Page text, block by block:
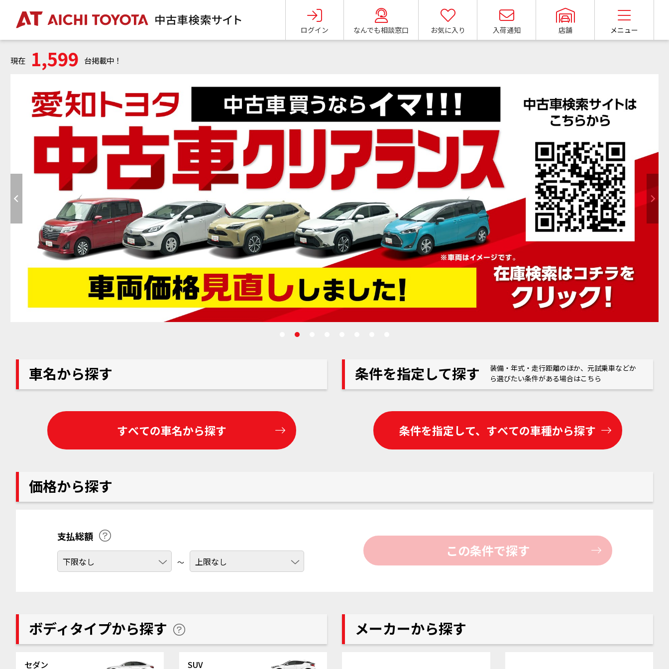
ログイン なんでも相談窓口 お気に入り 入荷通知 店舗
現在 1,599 台掲載中！
車名から探す
すべての車名から探す
条件を指定して探す
装備・年式・走行距離のほか、元試乗車などか
ら選びたい条件がある場合はこちら
条件を指定して、 すべての車種から探す
価格から探す
支払総額
～
この条件で探す
ボディタイプから探す
セダン SUV
メーカーから探す